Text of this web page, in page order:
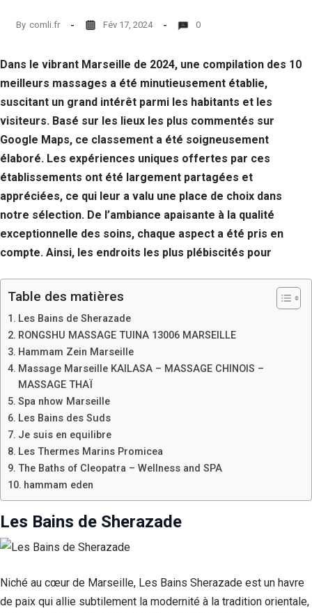
By comli.fr Fév 17, 2024 0
Dans le vibrant Marseille de 2024, une compilation des 10
meilleurs massages a été minutieusement établie,
suscitant un grand intérêt parmi les habitants et les
visiteurs. Basé sur les lieux les plus commentés sur
Google Maps, ce classement a été soigneusement
élaboré. Les expériences uniques offertes par ces
établissements ont été largement partagées et
appréciées, ce qui leur a valu une place de choix dans
notre sélection. De l’ambiance apaisante à la qualité
exceptionnelle des soins, chaque aspect a été pris en
compte. Ainsi, les endroits les plus plébiscités pour
Table des matières
Les Bains de Sherazade
RONGSHU MASSAGE TUINA 13006 MARSEILLE
Hammam Zein Marseille
Massage Marseille KAILASA – MASSAGE CHINOIS –
MASSAGE THAÏ
Spa nhow Marseille
Les Bains des Suds
Je suis en equilibre
Les Thermes Marins Promicea
The Baths of Cleopatra – Wellness and SPA
hammam eden
Les Bains de Sherazade
Niché au cœur de Marseille, Les Bains Sherazade est un havre
de paix qui allie subtilement la modernité à la tradition orientale,